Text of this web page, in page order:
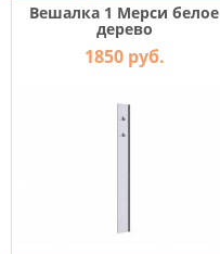
Вешалка 1 Мерси белое
дерево
1850 руб.